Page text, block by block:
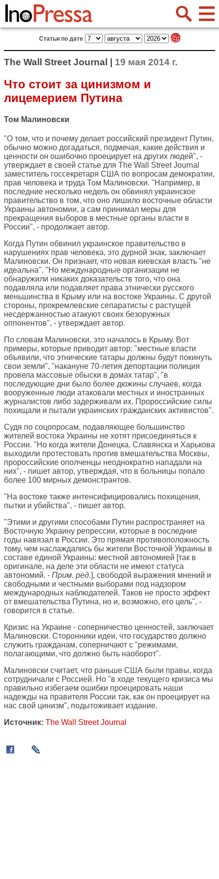
Статьи по дате
The Wall Street Journal | 19 мая 2014 г.
Что стоит за цинизмом и
лицемерием Путина
Том Малиновски
"О том, что и почему делает российский президент Путин,
обычно можно догадаться, подмечая, какие действия и
ценности он ошибочно проецирует на других людей", -
утверждает в своей статье для The Wall Street Journal
заместитель госсекретаря США по вопросам демократии,
прав человека и труда Том Малиновски. "Например, в
последние несколько недель он обвинял украинское
правительство в том, что оно лишило восточные области
Украины автономии, а сам принимал меры для
прекращения выборов в местные органы власти в
России", - продолжает автор.
Когда Путин обвинил украинское правительство в
нарушениях прав человека, это дурной знак, заключает
Малиновски. Он признает, что новая киевская власть "не
идеальна". "Но международные организации не
обнаружили никаких доказательств того, что она
подавляла или подавляет права этнически русского
меньшинства в Крыму или на востоке Украины. С другой
стороны, прокремлевские сепаратисты с растущей
несдержанностью атакуют своих безоружных
оппонентов", - утверждает автор.
По словам Малиновски, это началось в Крыму. Вот
примеры, которые приводит автор: "местные власти
объявили, что этнические татары должны будут покинуть
свои земли", "накануне 70-летия депортации полиция
провела массовые обыски в домах татар", "в
последующие дни было более дюжины случаев, когда
вооруженные люди атаковали местных и иностранных
журналистов либо задерживали их. Пророссийские силы
похищали и пытали украинских гражданских активистов".
Судя по соцопросам, подавляющее большинство
жителей востока Украины не хотят присоединяться к
России. "Но когда жители Донецка, Славянска и Харькова
выходили протестовать против вмешательства Москвы,
пророссийские ополченцы неоднократно нападали на
них", - пишет автор, утверждая, что в больницы попало
более 100 мирных демонстрантов.
"На востоке также интенсифицировались похищения,
пытки и убийства", - пишет автор.
"Этими и другими способами Путин распространяет на
Восточную Украину репрессии, которые в последние
годы навязал в России. Это прямая противоположность
тому, чем наслаждались бы жители Восточной Украины в
составе единой Украины: местной автономией [так в
оригинале, на деле эти области не имеют статуса
автономий. - Прим. ред.], свободой выражения мнений и
свободными и честными выборами под надзором
международных наблюдателей. Таков не просто эффект
от вмешательства Путина, но и, возможно, его цель", -
говорится в статье.
Кризис на Украине - соперничество ценностей, заключает
Малиновски. Сторонники идеи, что государство должно
служить гражданам, соперничают с "режимами,
полагающими, что должно быть наоборот".
Малиновски считает, что раньше США были правы, когда
сотрудничали с Россией. Но "в ходе текущего кризиса мы
правильно избегаем ошибки проецировать наши
надежды на правителя России так, как он проецирует на
нас свой цинизм", подытоживает издание.
Источник: The Wall Street Journal